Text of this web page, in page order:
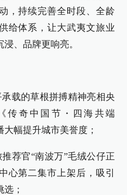
，持续完善全时段、全龄
给体系，让大武夷文旅业
、品牌更响亮。
载的草根拼搏精神亮相央
传奇中国节・四海共端
幅提升城市美誉度；
荐官“南波万”毛绒公仔正
心第二集市上架后，吸引
；